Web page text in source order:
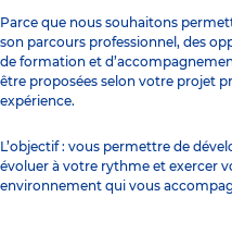
Parce que nous souhaitons
son parcours professionnel, des
de formation et
être proposées selon votre projet
expérience.
L’objectif : vous permettre de
évoluer à votre rythme et exercer
environnement qui vous